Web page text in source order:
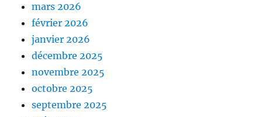
mars 2026
février 2026
janvier 2026
décembre 2025
novembre 2025
octobre 2025
septembre 2025